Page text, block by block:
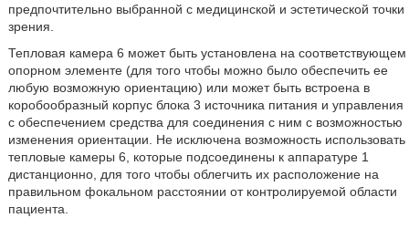
предпочтительно выбранной с медицинской и эстетической точки
зрения.
Тепловая камера 6 может быть установлена на соответствующем
опорном элементе (для того чтобы можно было обеспечить ее
любую возможную ориентацию) или может быть встроена в
коробообразный корпус блока 3 источника питания и управления
с обеспечением средства для соединения с ним с возможностью
изменения ориентации. Не исключена возможность использовать
тепловые камеры 6, которые подсоединены к аппаратуре 1
дистанционно, для того чтобы облегчить их расположение на
правильном фокальном расстоянии от контролируемой области
пациента.